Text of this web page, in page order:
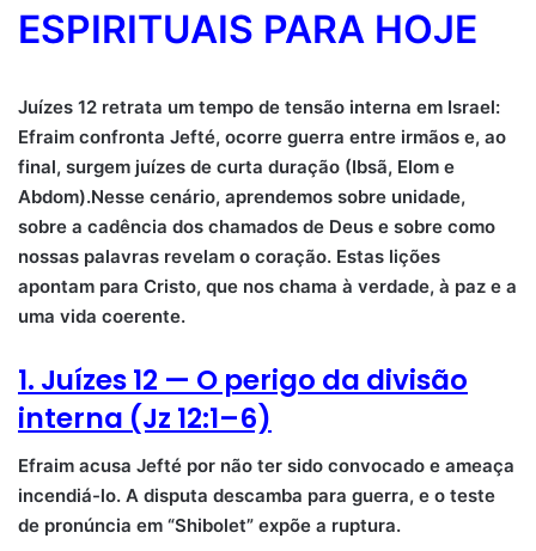
ESPIRITUAIS PARA HOJE
Juízes 12 retrata um tempo de tensão interna em Israel:
Efraim confronta Jefté, ocorre guerra entre irmãos e, ao
final, surgem juízes de curta duração (Ibsã, Elom e
Abdom).Nesse cenário, aprendemos sobre unidade,
sobre a cadência dos chamados de Deus e sobre como
nossas palavras revelam o coração. Estas lições
apontam para Cristo, que nos chama à verdade, à paz e a
uma vida coerente.
1. Juízes 12 — O perigo da divisão
interna (Jz 12:1–6)
Efraim acusa Jefté por não ter sido convocado e ameaça
incendiá-lo. A disputa descamba para guerra, e o teste
de pronúncia em “Shibolet” expõe a ruptura.